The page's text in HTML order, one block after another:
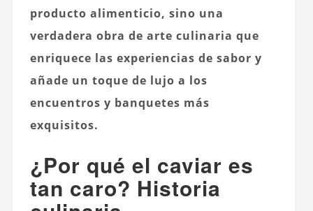
producto alimenticio, sino una
verdadera obra de arte culinaria que
enriquece las experiencias de sabor y
añade un toque de lujo a los
encuentros y banquetes más
exquisitos.
¿Por qué el caviar es
tan caro? Historia